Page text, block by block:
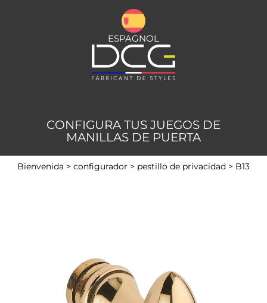
CONFIGURA TUS JUEGOS DE
MANILLAS DE PUERTA
ESPAGNOL
Bienvenida > configurador > pestillo de privacidad > B13